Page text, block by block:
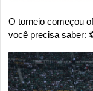
O torneio começou
você precisa saber: